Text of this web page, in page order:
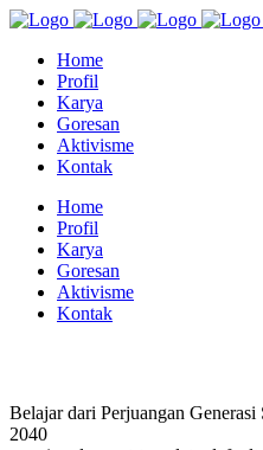
Home
Profil
Karya
Goresan
Aktivisme
Kontak
Home
Profil
Karya
Goresan
Aktivisme
Kontak
Belajar dari Perjuangan Generasi
2040